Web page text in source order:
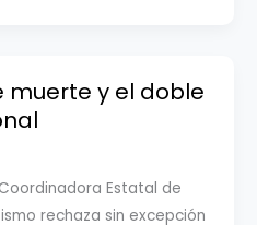
muerte y el doble
Estatal de
rechaza sin excepción